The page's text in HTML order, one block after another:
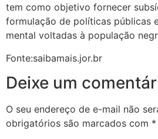
tem como objetivo fornecer
formulação de políticas públicas
mental voltadas à população
Fonte:saibamais.jor.br
Deixe um
O seu endereço de e-mail não
obrigatórios são marcados com *